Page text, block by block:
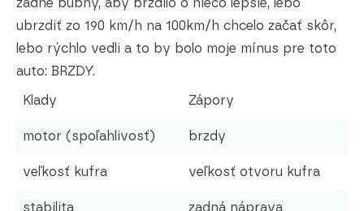
zadné bubny, aby brzdilo o niečo lepšie, lebo
ubrzdiť zo 190 km/h na 100km/h chcelo začať skôr,
lebo rýchlo vedli a to by bolo moje mínus pre toto
auto: BRZDY.
Klady
Zápory
motor (spoľahlivosť) brzdy
veľkosť kufra veľkosť otvoru kufra
stabilita zadná náprava